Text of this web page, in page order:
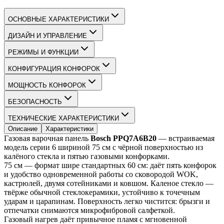
ОСНОВНЫЕ ХАРАКТЕРИСТИКИ
ДИЗАЙН И УПРАВЛЕНИЕ
РЕЖИМЫ И ФУНКЦИИ
КОНФИГУРАЦИЯ КОНФОРОК
МОЩНОСТЬ КОНФОРОК
БЕЗОПАСНОСТЬ
ТЕХНИЧЕСКИЕ ХАРАКТЕРИСТИКИ
Описание
Характеристики
Газовая варочная панель Bosch PPQ7A6B20 — встраиваемая
модель серии 6 шириной 75 см с чёрной поверхностью из
калёного стекла и пятью газовыми конфорками.
75 см — формат шире стандартных 60 см: даёт пять конфорок
и удобство одновременной работы со сковородой WOK,
кастрюлей, двумя сотейниками и ковшом. Каленое стекло —
твёрже обычной стеклокерамики, устойчиво к точечным
ударам и царапинам. Поверхность легко чистится: брызги и
отпечатки снимаются микрофибровой салфеткой.
Газовый нагрев даёт привычное пламя с мгновенной